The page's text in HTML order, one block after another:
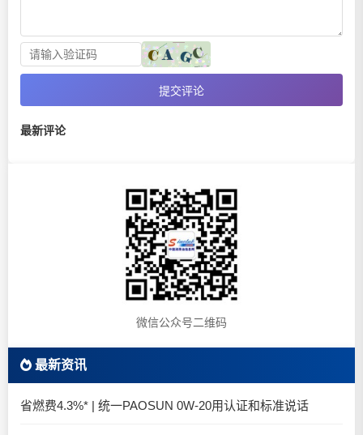
提交评论
最新评论
微信公众号二维码
最新资讯
省燃费4.3%* | 统一PAOSUN 0W-20用认证和标准说话